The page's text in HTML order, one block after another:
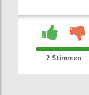
2 Stimmen